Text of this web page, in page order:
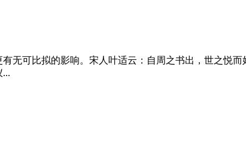
无可比拟的影响。宋人叶适云：自周之书出，世之悦